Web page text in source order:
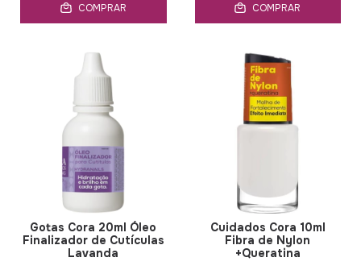
COMPRAR COMPRAR
Gotas Cora 20ml Óleo
Finalizador de Cutículas
Lavanda
Cuidados Cora 10ml
Fibra de Nylon
+Queratina